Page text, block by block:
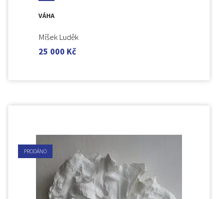
VÁHA
Míšek Luděk
25 000 Kč
PRODÁNO